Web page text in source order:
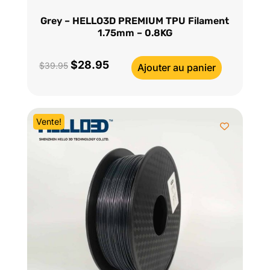
Grey – HELLO3D PREMIUM TPU Filament
1.75mm – 0.8KG
$39.95 Le
était :
$39.95.
$28.95Le
est :
$28.95.
Ajouter au panier
Vente!